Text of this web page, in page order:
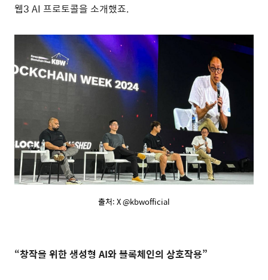
웹3 AI 프로토콜을 소개했죠.
출처: X @kbwofficial
“창작을 위한 생성형 AI와 블록체인의 상호작용”